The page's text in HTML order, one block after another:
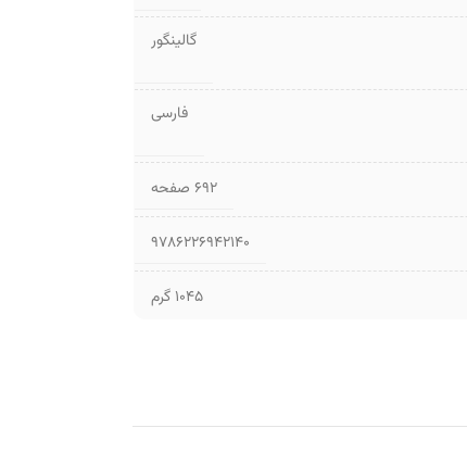
گالینگور
فارسی
۶۹۲ صفحه
9786226942140
1045 گرم